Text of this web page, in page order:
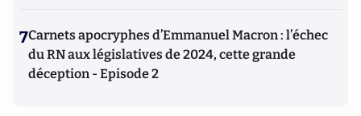
7Carnets apocryphes d’Emmanuel Macron : l’échec
du RN aux législatives de 2024, cette grande
déception - Episode 2